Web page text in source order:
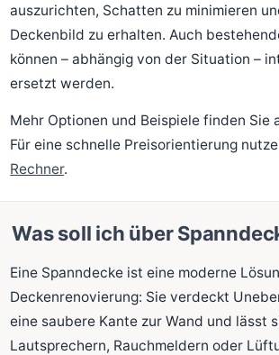
auszurichten, Schatten zu minimieren
Deckenbild zu erhalten. Auch
können – abhängig von der Situation –
ersetzt werden.
Mehr Optionen und Beispiele finden Sie
Für eine schnelle Preisorientierung
Rechner.
Was soll ich über
Eine Spanndecke ist eine moderne
Deckenrenovierung: Sie verdeckt
eine saubere Kante zur Wand und lässt
Lautsprechern, Rauchmeldern oder